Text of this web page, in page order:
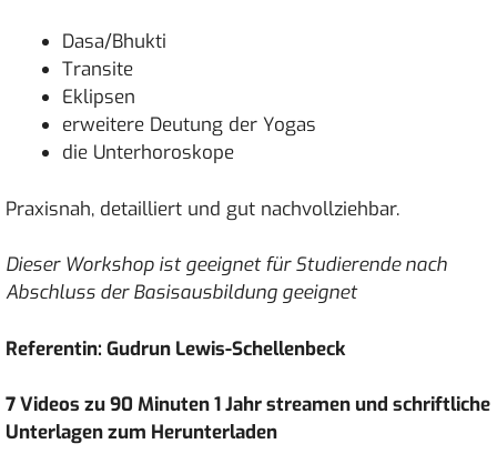
Dasa/Bhukti
Transite
Eklipsen
erweitere Deutung der Yogas
die Unterhoroskope
Praxisnah, detailliert und gut nachvollziehbar.
Dieser Workshop ist geeignet für Studierende nach
Abschluss der Basisausbildung geeignet
Referentin: Gudrun Lewis-Schellenbeck
7 Videos zu 90 Minuten 1 Jahr streamen und schriftliche
Unterlagen zum Herunterladen